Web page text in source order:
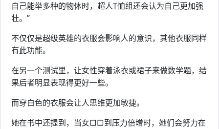
自己能举多种的物体时，超人T恤组还会认为自己更加强
壮。”
不仅仅是超级英雄的衣服会影响人的意识，其他衣服同样
有此功能。
在另一个测试里，让女性穿着泳衣或裙子来做数学题，结
果后者明显表现得更好一些。
而穿白色的衣服会让人思维更加敏捷。
她在书中还提到，当女□□到压力倍增时，她们会努力在